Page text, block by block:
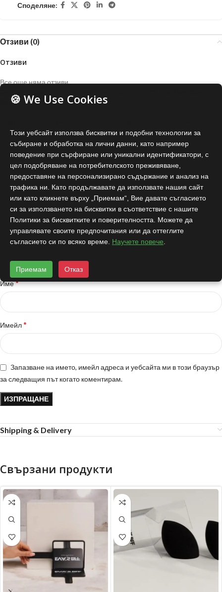
Споделяне:
Отзиви (0)
Отзиви
Все още няма отзиви.
Бъдете първият написал отзив за “Eva’s Bff Pro Noir Blend
Beauty Sponge”
полета са отбелязани с*
Вашата оценка*
Вашият отзив*
Име*
Имейл*
Запазване на името, имейл адреса и уебсайта ми в този браузър
за следващия път когато коментирам.
Shipping & Delivery
Свързани продукти
🍪 We Use Cookies
Този уебсайт използва бисквитки и подобни технологии за
събиране и обработка на лични данни, като например
поведение при сърфиране или уникални идентификатори, с
цел подобряване на потребителското преживяване,
предоставяне на персонализирано съдържание и анализ на
трафика ни. Като продължавате да използвате нашия сайт
или като кликнете върху „Приемам“, Вие давате съгласието
си за използването на бисквитки в съответствие с нашите
Политики за бисквитките и поверителността. Можете да
управлявате своите предпочитания или да оттеглите
съгласието си по всяко време. Научете повече
Приемам Отказ
Разработен от:DRTSWebWorks